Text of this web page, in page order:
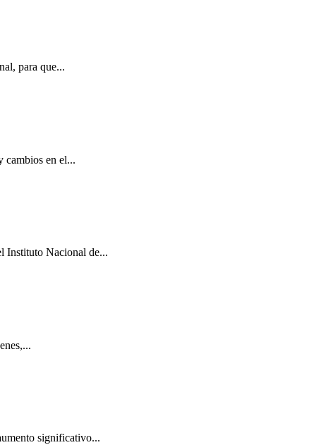
para que...
cambios en el...
Instituto Nacional de...
significativo...